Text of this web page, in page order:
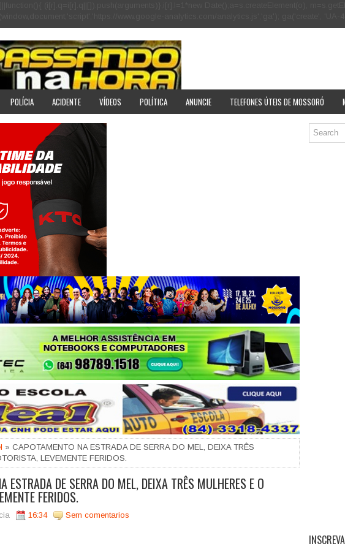
POLÍCIA ACIDENTE VÍDEOS POLÍTICA ANUNCIE TELEFONES ÚTEIS DE MOSSORÓ
18+
» CAPOTAMENTO NA ESTRADA DE SERRA DO MEL, DEIXA TRÊS
LEVEMENTE FERIDOS.
ESTRADA DE SERRA DO MEL, DEIXA TRÊS MULHERES E O
FERIDOS.
16:34 Sem comentarios